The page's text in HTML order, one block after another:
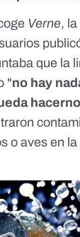
Verne,
que la
"no hay
o aves en